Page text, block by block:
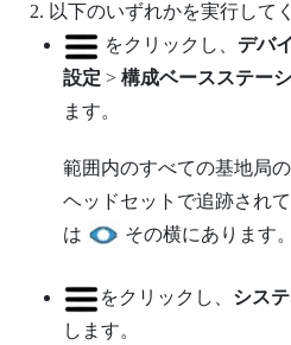
以下のいずれかを実行して
をクリックし、 デバ
設定 >構成ベースステー
ます。
範囲内のすべての基地局
ヘッドセットで追跡され
は
その横にあります。
をクリックし、 シス
します。